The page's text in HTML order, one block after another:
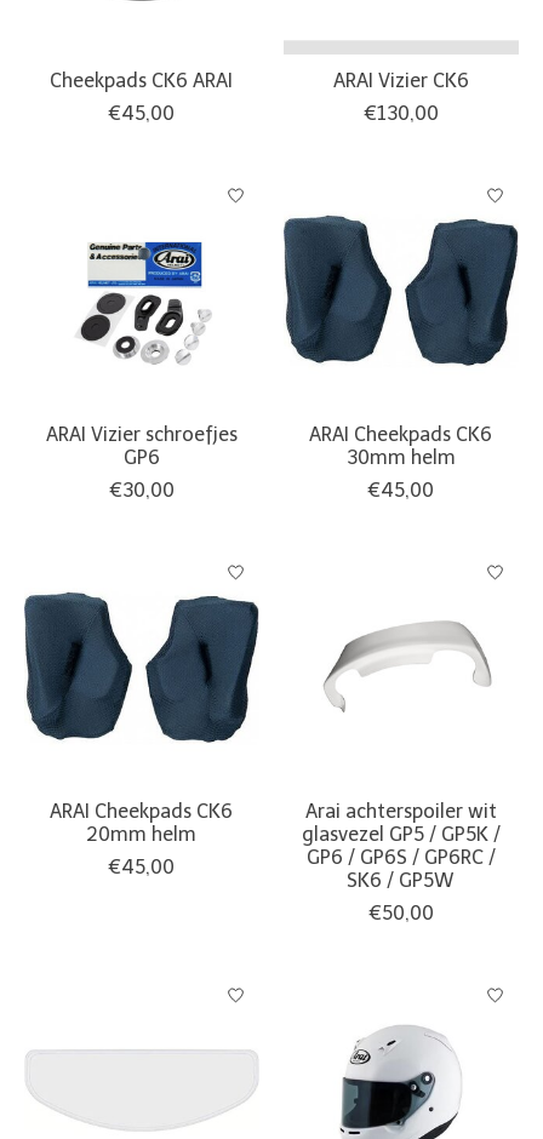
Cheekpads CK6 ARAI
€45,00
ARAI Vizier CK6
€130,00
ARAI Vizier schroefjes
GP6
€30,00
ARAI Cheekpads CK6
30mm helm
€45,00
ARAI Cheekpads CK6
20mm helm
€45,00
Arai achterspoiler wit
glasvezel GP5 / GP5K /
GP6 / GP6S / GP6RC /
SK6 / GP5W
€50,00